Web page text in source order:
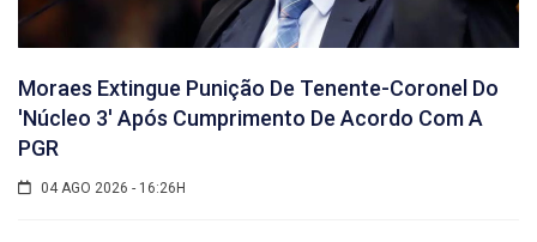
Moraes Extingue Punição De Tenente-Coronel Do
'núcleo 3' Após Cumprimento De Acordo Com A
PGR
04 AGO 2026 - 16:26H